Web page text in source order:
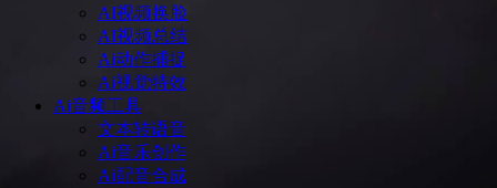
AI视频换脸
AI视频总结
Ai动作捕捉
Ai视觉特效
Ai音频工具
文本转语音
Ai音乐创作
Ai配音合成